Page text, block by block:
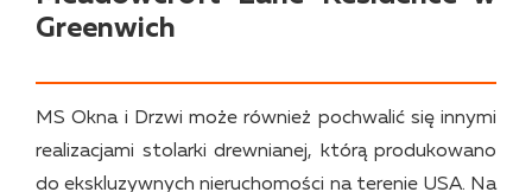
Greenwich
MS Okna i Drzwi może również pochwalić się innymi
realizacjami stolarki drewnianej, którą produkowano
do ekskluzywnych nieruchomości na terenie USA. Na